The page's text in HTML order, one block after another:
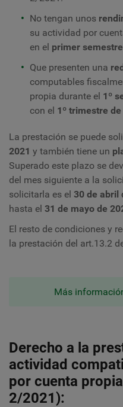
No tengan unos
su actividad por
en el primer
Que presenten una
computables
propia durante el 1º
con el 1º trimestre
La prestación se puede
2021 y también tiene un
Superado este plazo se
del mes siguiente a la
solicitarla es el 30 de abril
hasta el 31 de mayo de
El resto de condiciones y
la prestación del art.13.2
Más
Derecho a la
actividad
por cuenta
2/2021):